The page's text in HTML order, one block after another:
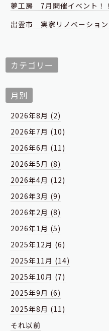
夢工房 7月開催イベント！！
出雲市 実家リノベーショ
カテゴリー
月別
2026年8月 (2)
2026年7月 (10)
2026年6月 (11)
2026年5月 (8)
2026年4月 (12)
2026年3月 (9)
2026年2月 (8)
2026年1月 (5)
2025年12月 (6)
2025年11月 (14)
2025年10月 (7)
2025年9月 (6)
2025年8月 (11)
それ以前